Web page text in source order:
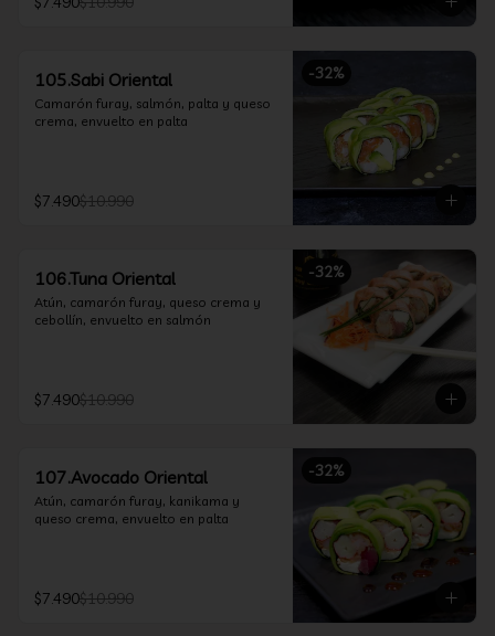
-32%
105.Sabi Oriental
Camarón furay, salmón, palta y queso
crema, envuelto en palta
$7.490$10.990
-32%
106.Tuna Oriental
Atún, camarón furay, queso crema y
cebollín, envuelto en salmón
$7.490$10.990
-32%
107.Avocado Oriental
Atún, camarón furay, kanikama y
queso crema, envuelto en palta
$7.490$10.990